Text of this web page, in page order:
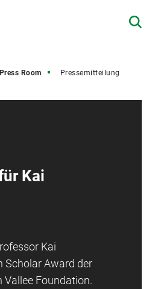
Press Room Pressemitteilung
Kai
Kai
Scholar Award der
Vallee Foundation.